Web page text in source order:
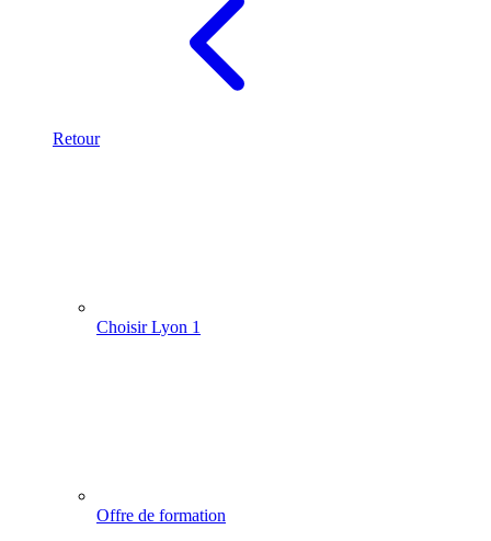
Retour
Choisir Lyon 1
Offre de formation